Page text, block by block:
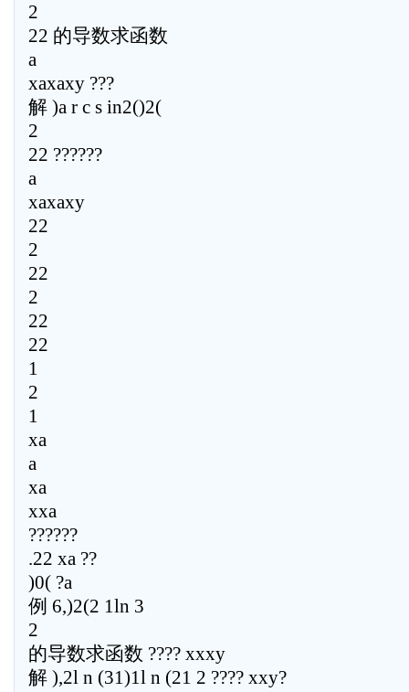
2
22 的导数求函数
a
xaxaxy ???
解 )a r c s in2()2(
2
22 ??????
a
xaxaxy
22
2
22
2
22
22
1
2
1
xa
a
xa
xxa
??????
.22 xa ??
)0( ?a
例 6,)2(2 1ln 3
2
的导数求函数 ???? xxxy
解 ),2l n (31)1l n (21 2 ???? xxy?